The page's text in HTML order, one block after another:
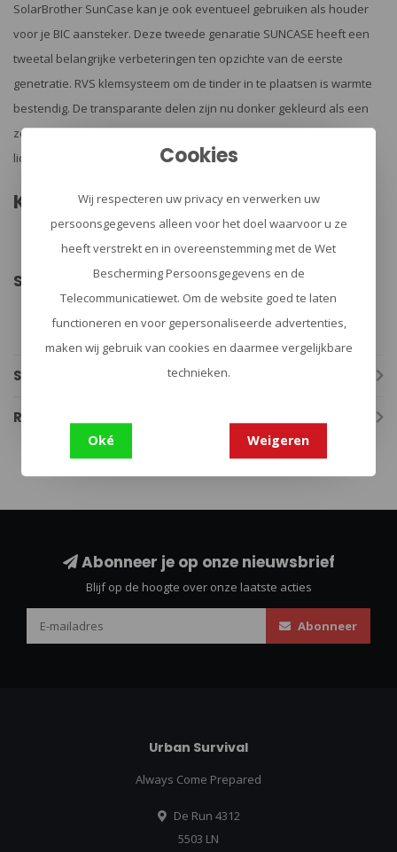
SolarBrother SunCase kan je ook eventueel gebruiken als houder
voor je BIC aansteker. Deze tweede genaratie SUNCASE heeft een
tweetal belangrijke verbeteringen ten opzichte van de eerste
genetratie. RVS klemsysteem om de tinder in te plaatsen is warmte
bestendig. De transparante delen zijn nu donker gekleurd als een
zonnebril zodat je ogen beter beschermd zijn tegen de felle
lichtbundel.
Kenmerken:
ULTRA-COMPACT
WINDPROOF / WATERDICHT
BI-ENERGIE / ECONOMISCH
Specificaties:
Merk: Solar Brother
Gewicht: 12 gram
Afmetingen: 3 × 7 × 2 cm
Specificaties
Reviews
Abonneer je op onze nieuwsbrief
Blijf op de hoogte over onze laatste acties
Abonneer
Urban Survival
Always Come Prepared
De Run 4312
5503 LN
Cookies
Wij respecteren uw privacy en verwerken uw
persoonsgegevens alleen voor het doel waarvoor u ze
heeft verstrekt en in overeenstemming met de Wet
Bescherming Persoonsgegevens en de
Telecommunicatiewet. Om de website goed te laten
functioneren en voor gepersonaliseerde advertenties,
maken wij gebruik van cookies en daarmee vergelijkbare
technieken.
Oké Weigeren